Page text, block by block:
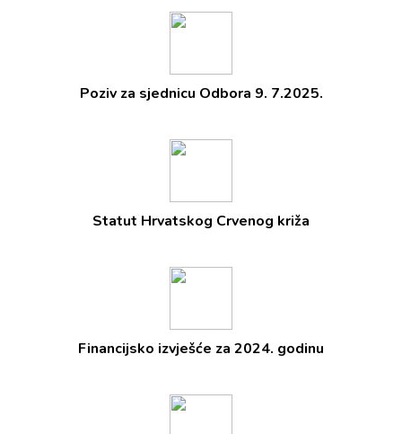
Poziv za sjednicu Odbora 9. 7.2025.
Statut Hrvatskog Crvenog križa
Financijsko izvješće za 2024. godinu